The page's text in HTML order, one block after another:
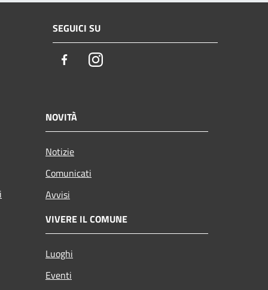
SEGUICI SU
FacebookInstagram
NOVITÀ
Notizie
Comunicati
Avvisi
VIVERE IL COMUNE
Luoghi
Eventi